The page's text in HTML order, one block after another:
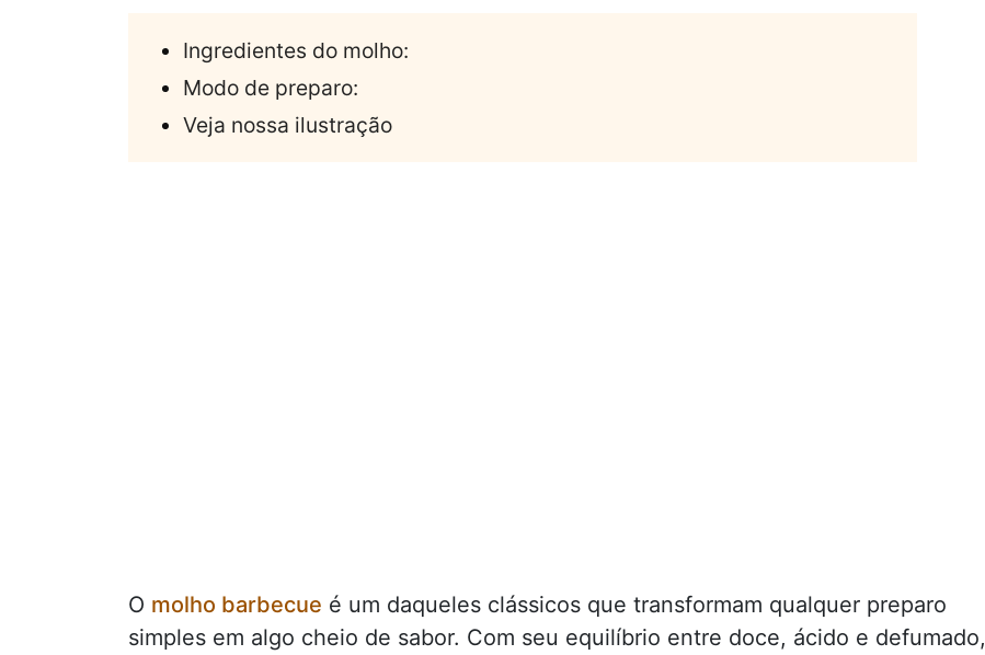
Ingredientes do molho:
Modo de preparo:
Veja nossa ilustração
O molho barbecue é um daqueles clássicos que transformam qualquer preparo
simples em algo cheio de sabor. Com seu equilíbrio entre doce, ácido e defumado,